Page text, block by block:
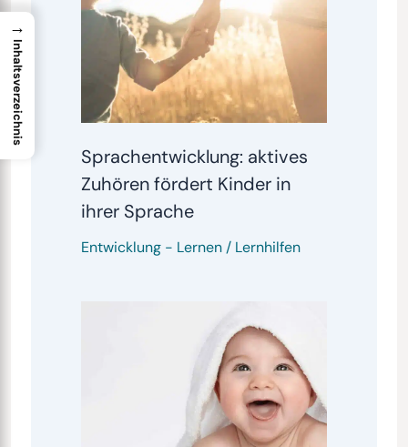
Sprachentwicklung: aktives
Zuhören fördert Kinder in
ihrer Sprache
Entwicklung- Lernen / Lernhilfen
→
Inhaltsverzeichnis